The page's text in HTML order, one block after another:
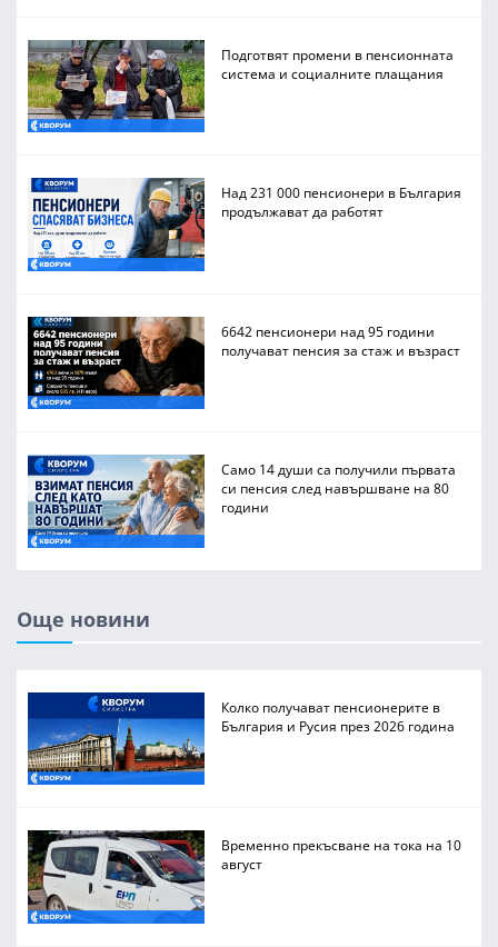
Подготвят промени в пенсионната
система и социалните плащания
Над 231 000 пенсионери в България
продължават да работят
6642 пенсионери над 95 години
получават пенсия за стаж и възраст
Само 14 души са получили първата
си пенсия след навършване на 80
години
Още новини
Колко получават пенсионерите в
България и Русия през 2026 година
Временно прекъсване на тока на 10
август